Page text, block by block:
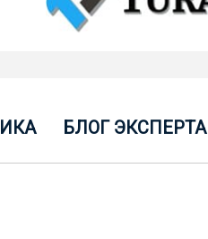
БЛОГ ЭКСПЕРТА